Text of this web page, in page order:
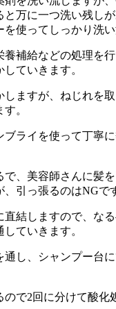
と万に一つ洗い残し
使ってしっかり洗い
養補給などの処理を
ていきます。
しますが、ねじれを
。
ブライを使って丁寧
で、美容師さんに髪
引っ張るのはNGで
直結しますので、な
ていきます。
通し、シャンプー台
で2回に分けて酸化